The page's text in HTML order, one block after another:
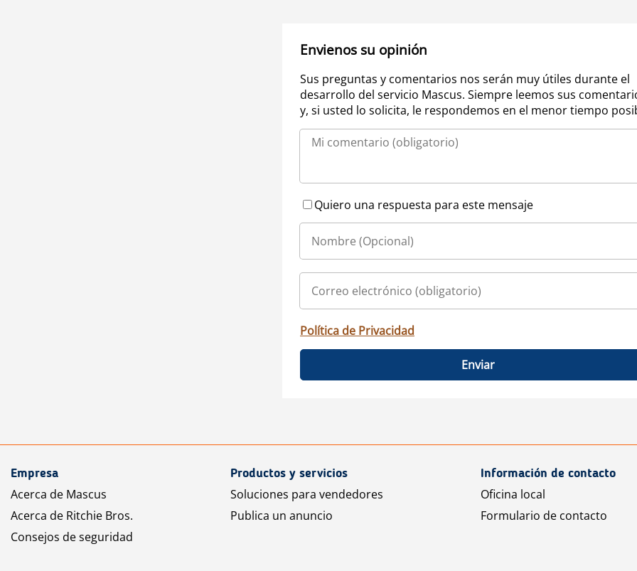
Envienos su opinión
Sus preguntas y comentarios nos serán muy útiles durante el
desarrollo del servicio Mascus. Siempre leemos sus
y, si usted lo solicita, le respondemos en el menor tiempo
Quiero una respuesta para este mensaje
Política de Privacidad
Enviar
Empresa
Acerca de Mascus
Acerca de Ritchie Bros.
Consejos de seguridad
Productos y servicios
Soluciones para vendedores
Publica un anuncio
Información de contacto
Oficina local
Formulario de contacto